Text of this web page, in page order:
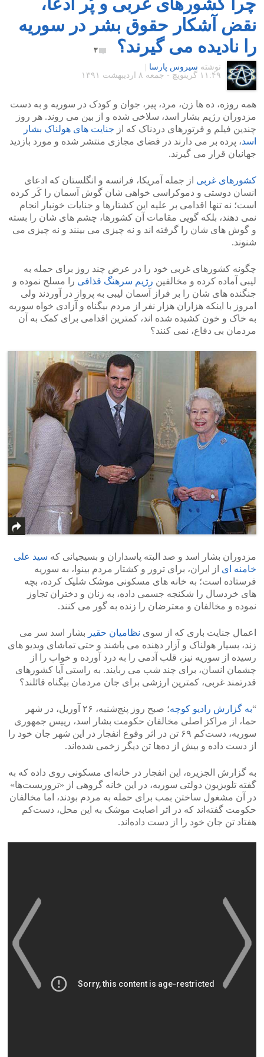
نقض آشکار حقوق بشر در سوریه
را نادیده می گیرند؟
۳
نوشته سیروس پارسا
۱۱:۴۹ گرينويچ - جمعه ۸ اردیبهشت ۱۳۹۱
همه روزه، ده ها زن، مرد، پیر، جوان و کودک در سوریه و به دست
مزدوران رژیم بشار اسد، سلاخی شده و از بین می روند. هر روز
چندین فیلم و فرتورهای دردناک که از جنایت های هولناک بشار
اسد، پرده بر می دارند در فضای مجازی منتشر شده و مورد بازدید
جهانیان قرار می گیرند.
کشورهای غربی از جمله آمریکا، فرانسه و انگلستان که ادعای
انسان دوستی و دموکراسی خواهی شان گوش آسمان را کَر کرده
است؛ نه تنها اقدامی بر علیه این کشتارها و جنایات خونبار انجام
نمی دهند، بلکه گویی مقامات آن کشورها، چشم های شان را بسته
و گوش های شان را گرفته اند و نه چیزی می بینند و نه چیزی می
شنوند.
چگونه کشورهای غربی خود را در عرض چند روز برای حمله به
لیبی آماده کرده و مخالفین رژیم سرهنگ قذافی را مسلح نموده و
جنگنده های شان را بر فراز آسمان لیبی به پرواز در آوردند ولی
امروز با اینکه هزاران هزار نفر از مردم بیگناه و آزادی خواه سوریه
به خاک و خون کشیده شده اند، کمترین اقدامی برای کمک به آن
مردمان بی دفاع، نمی کنند؟
مزدوران بشار اسد و صد البته پاسداران و بسیجیانی که سید علی
خامنه ای از ایران، برای ترور و کشتار مردم بینوا، به سوریه
فرستاده است؛ به خانه های مسکونی موشک شلیک کرده، بچه
های خردسال را شکنجه جسمی داده، به زنان و دختران تجاوز
نموده و مخالفان و معترضان را زنده به گور می کنند.
اعمال جنایت باری که از سوی نظامیان حقیر بشار اسد سر می
زند، بسیار هولناک و آزار دهنده می باشند و حتی تماشای ویدیو های
رسیده از سوریه نیز، قلب آدمی را به درد آورده و خواب را از
چشمان انسان، برای چند شب می ربایند. به راستی آیا کشورهای
قدرتمند غربی، کمترین ارزشی برای جان مردمان بیگناه قائلند؟
“به گزارش رادیو کوچه
؛ صبح روز پنج‌شنبه، ۲۶ آوریل، در شهر
حما، از مراکز اصلی مخالفان حکومت بشار اسد، رییس جمهوری
سوریه، دست‌کم ۶۹ تن در اثر وقوع انفجار در این شهر جان خود را
از دست داده و بیش از ده‌ها تن دیگر زخمی شده‌اند.
به گزارش الجزیره، این انفجار در خانه‌ای مسکونی روی داده که به
گفته تلویزیون دولتی سوریه، در این خانه گروهی از «تروریست‌ها»
در آن مشغول ساختن بمب برای حمله به مردم بودند، اما مخالفان
حکومت گفته‌اند که در اثر اصابت موشک به این محل، دست‌کم
هفتاد تن جان خود را از دست داده‌اند.